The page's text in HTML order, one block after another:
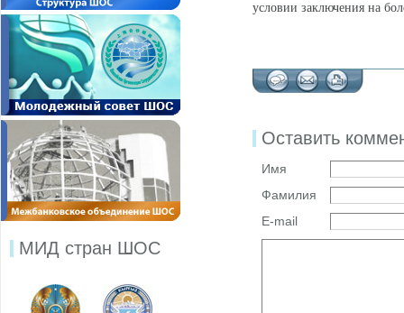
МИД стран ШОС
условии заключения на
Оставить
Имя
Фамилия
E-mail